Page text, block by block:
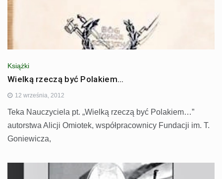
Książki
Wielką rzeczą być Polakiem…
12 września, 2012
Teka Nauczyciela pt. „Wielką rzeczą być Polakiem…”
autorstwa Alicji Omiotek, współpracownicy Fundacji im. T.
Goniewicza,